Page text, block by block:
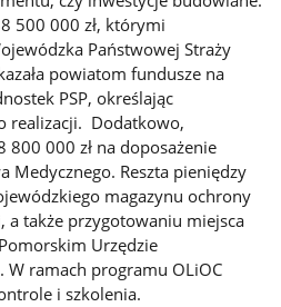
500 000 zł, którymi
Państwowej Straży
powiatom fundusze na
PSP, określając
realizacji. Dodatkowo,
800 000 zł na doposażenie
Medycznego. Reszta pieniędzy
magazynu ochrony
także przygotowaniu miejsca
Urzędzie
ramach programu OLiOC
i szkolenia.